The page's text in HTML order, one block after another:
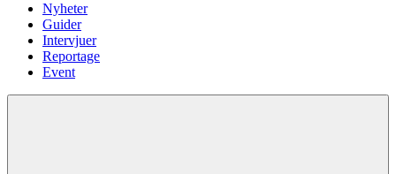
Nyheter
Guider
Intervjuer
Reportage
Event